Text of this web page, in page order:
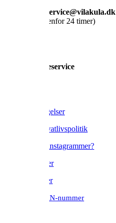
Mail: kundeservice@vilakula.dk
(Vi svarer indenfor 24 timer)
Kundeservice
Handelsbetingelser
Cookie & Privatlivspolitik
Blogger eller instagrammer?
Find forhandler
Bliv forhandler
Bestil med EAN-nummer